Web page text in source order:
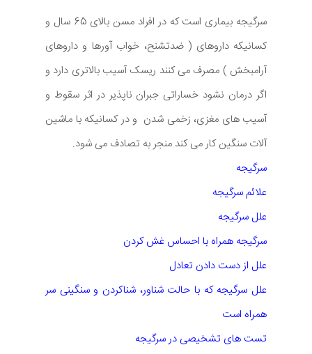
سرگیجه بیماری است که در افراد مسن بالای 65 سال و
کسانیکه داروهای ( ضدتشنح، خواب آورها و داروهای
آرامبخش ) مصرف می کنند ریسک آسیب بالاتری دارد و
اگر درمان نشود خساراتی جبران ناپذیر در اثر سقوط و
آسیب های مغزی، زخمی شدن و در کسانیکه با ماشین
آلات سنگین کار می کند منجر به تصادف می شود.
سرگیجه
علائم سرگیجه
علل سرگیجه
سرگیجه همراه با احساس غش کردن
علل از دست دادن تعادل
علل سرگیجه که با حالت شناور، شناکردن و سنگینی سر
همراه است
تست های تشخیصی در سرگیجه